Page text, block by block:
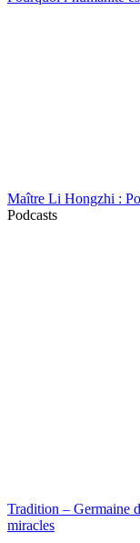
Maître Li Hongzhi :
Podcasts
Tradition – Germaine
miracles